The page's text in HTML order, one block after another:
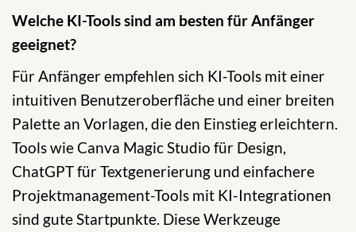
Welche KI-Tools sind am besten für Anfänger
geeignet?
Für Anfänger empfehlen sich KI-Tools mit einer
intuitiven Benutzeroberfläche und einer breiten
Palette an Vorlagen, die den Einstieg erleichtern.
Tools wie Canva Magic Studio für Design,
ChatGPT für Textgenerierung und einfachere
Projektmanagement-Tools mit KI-Integrationen
sind gute Startpunkte. Diese Werkzeuge